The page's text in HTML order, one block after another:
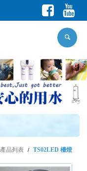
產品列表 TS02LED 檯燈